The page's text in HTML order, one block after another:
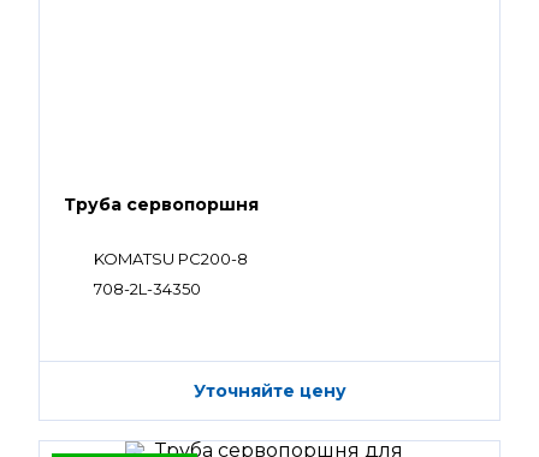
Труба сервопоршня
KOMATSU PC200-8
708-2L-34350
Уточняйте цену